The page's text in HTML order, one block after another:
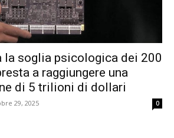
la soglia psicologica dei 200
a raggiungere una
di 5 trilioni di dollari
29, 2025 0